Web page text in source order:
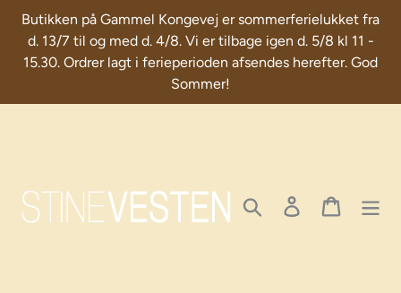
Skip
content
Butikken på Gammel Kongevej er sommerferielukket fra
d. 13/7 til og med d. 4/8. Vi er tilbage igen d. 5/8 kl 11 -
15.30. Ordrer lagt i ferieperioden afsendes herefter. God
Sommer!
Search Log in Cart